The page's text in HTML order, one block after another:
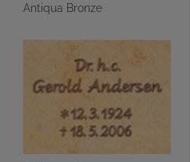
Antiqua Bronze